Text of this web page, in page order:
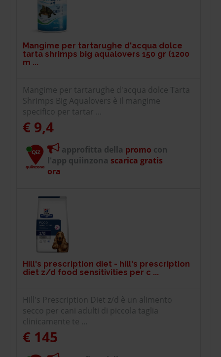
Mangime per tartarughe d'acqua dolce
tarta shrimps big aqualovers 150 gr (1200
m ...
Mangime per tartarughe d'acqua dolce Tarta
Shrimps Big Aqualovers è il mangime
specifico per tartar ...
€ 9,4
approfitta della promo con
l'app quiinzona scarica gratis
ora
Hill's prescription diet - hill's prescription
diet z/d food sensitivities per c ...
Hill's Prescription Diet z/d è un alimento
secco per cani adulti di piccola taglia
clinicamente te ...
€ 145